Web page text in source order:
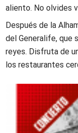
aliento. No olvides
Después de la
del Generalife, que
reyes. Disfruta de
los restaurantes
Imagen